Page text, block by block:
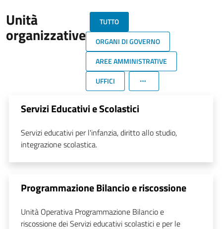
Unità
organizzative
TUTTO
ORGANI DI GOVERNO
AREE AMMINISTRATIVE
UFFICI
Servizi Educativi e Scolastici
Servizi educativi per l'infanzia, diritto allo studio,
integrazione scolastica.
Programmazione Bilancio e riscossione
Unità Operativa Programmazione Bilancio e
riscossione dei Servizi educativi scolastici e per le